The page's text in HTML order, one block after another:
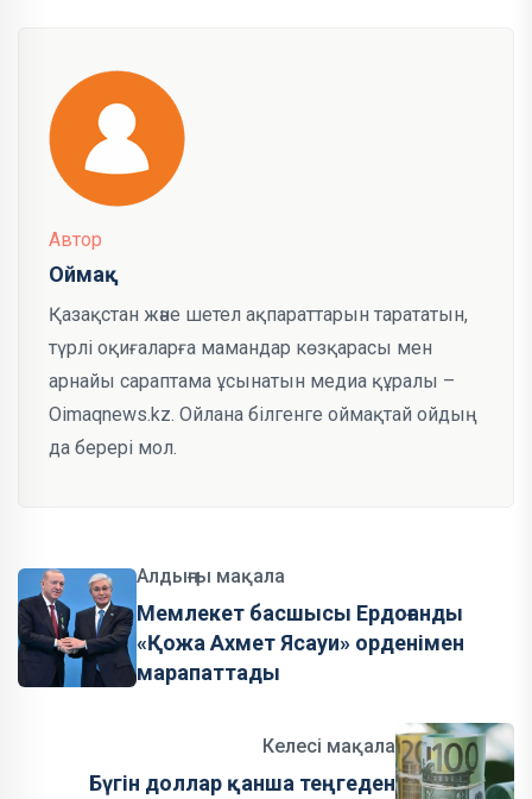
Автор
Оймақ
Қазақстан және шетел ақпараттарын тарататын,
түрлі оқиғаларға мамандар көзқарасы мен
арнайы сараптама ұсынатын медиа құралы –
Oimaqnews.kz. Ойлана білгенге оймақтай ойдың
да берері мол.
Алдыңғы мақала
Мемлекет басшысы Ердоғанды
«Қожа Ахмет Ясауи» орденімен
марапаттады
Келесі мақала
Бүгін доллар қанша теңгеден